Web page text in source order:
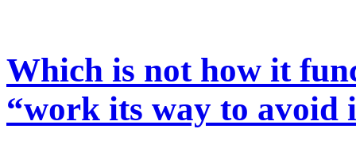
Which is not how it
“work its way to avoid